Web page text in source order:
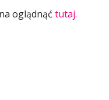
oglądnąć tutaj.